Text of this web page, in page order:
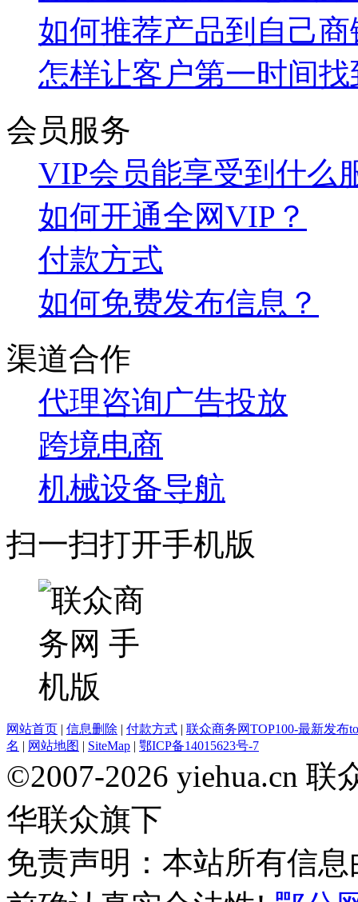
如何推荐产品到自己
怎样让客户第一时间
会员服务
VIP会员能享受到什么
如何开通全网VIP？
付款方式
如何免费发布信息？
渠道合作
代理咨询广告投放
跨境电商
机械设备导航
扫一扫打开手机版
网站首页 | 信息删除 | 付款方式 | 联众商务网TOP100-最新发布
名 | 网站地图 | SiteMap | 鄂ICP备14015623号-7
©2007-2026 yiehua.cn
华联众旗下
免责声明：本站所有信